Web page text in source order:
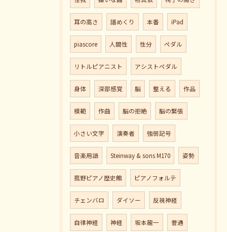
耳の高さ 譜めくり 本番 iPad
piascore 人間性 性分 ペダル
リトルピアニスト アシストペダル
身体 深部感覚 脳 整える 作品
模範 作曲 脳の拒絶 脳の緊張
小さい文字 演奏者 強弱記号
音楽用語 Steinway & sons M170 姿勢
菰野ピアノ歴史館 ピアノフォルテ
チェンバロ ダイソー 反視神経
自律神経 神経 坂本龍一 普通